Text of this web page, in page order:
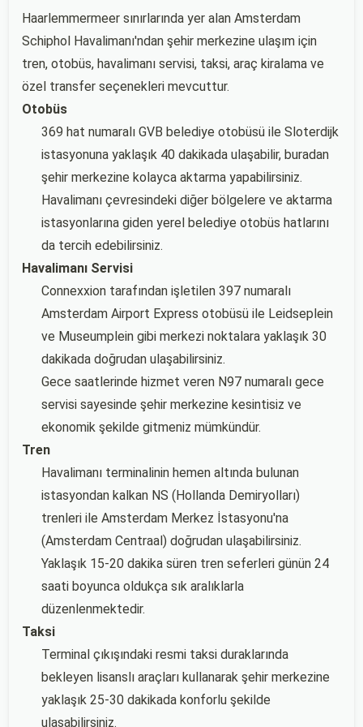
Haarlemmermeer sınırlarında yer alan Amsterdam
Schiphol Havalimanı'ndan şehir merkezine ulaşım için
tren, otobüs, havalimanı servisi, taksi, araç kiralama ve
özel transfer seçenekleri mevcuttur.
Otobüs
369 hat numaralı GVB belediye otobüsü ile Sloterdijk
istasyonuna yaklaşık 40 dakikada ulaşabilir, buradan
şehir merkezine kolayca aktarma yapabilirsiniz.
Havalimanı çevresindeki diğer bölgelere ve aktarma
istasyonlarına giden yerel belediye otobüs hatlarını
da tercih edebilirsiniz.
Havalimanı Servisi
Connexxion tarafından işletilen 397 numaralı
Amsterdam Airport Express otobüsü ile Leidseplein
ve Museumplein gibi merkezi noktalara yaklaşık 30
dakikada doğrudan ulaşabilirsiniz.
Gece saatlerinde hizmet veren N97 numaralı gece
servisi sayesinde şehir merkezine kesintisiz ve
ekonomik şekilde gitmeniz mümkündür.
Tren
Havalimanı terminalinin hemen altında bulunan
istasyondan kalkan NS (Hollanda Demiryolları)
trenleri ile Amsterdam Merkez İstasyonu'na
(Amsterdam Centraal) doğrudan ulaşabilirsiniz.
Yaklaşık 15-20 dakika süren tren seferleri günün 24
saati boyunca oldukça sık aralıklarla
düzenlenmektedir.
Taksi
Terminal çıkışındaki resmi taksi duraklarında
bekleyen lisanslı araçları kullanarak şehir merkezine
yaklaşık 25-30 dakikada konforlu şekilde
ulaşabilirsiniz.